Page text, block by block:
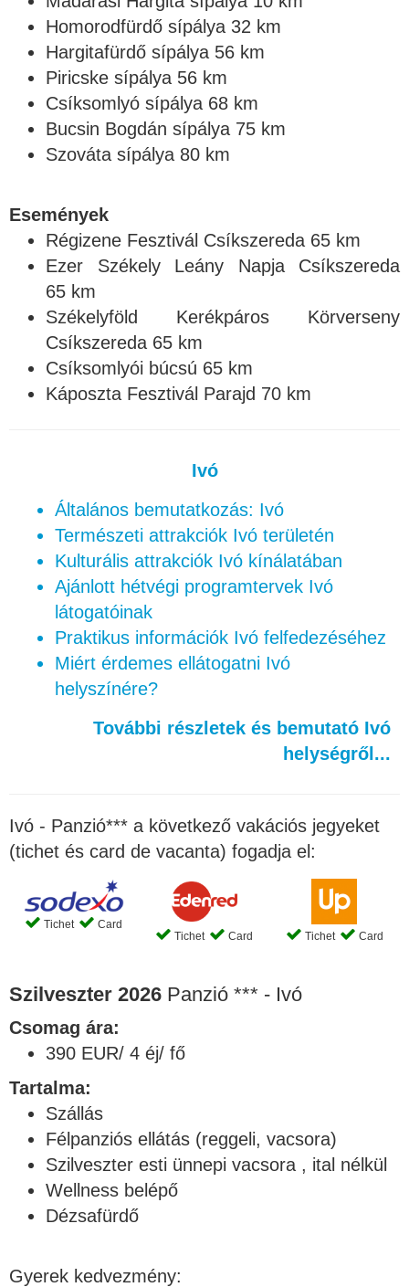
Homorodfürdő sípálya 32 km
Hargitafürdő sípálya 56 km
Piricske sípálya 56 km
Csíksomlyó sípálya 68 km
Bucsin Bogdán sípálya 75 km
Szováta sípálya 80 km
Események
Régizene Fesztivál Csíkszereda 65 km
Ezer Székely Leány Napja Csíkszereda
65 km
Székelyföld Kerékpáros Körverseny
Csíkszereda 65 km
Csíksomlyói búcsú 65 km
Káposzta Fesztivál Parajd 70 km
Ivó
Általános bemutatkozás: Ivó
Természeti attrakciók Ivó területén
Kulturális attrakciók Ivó kínálatában
Ajánlott hétvégi programtervek Ivó
látogatóinak
Praktikus információk Ivó felfedezéséhez
Miért érdemes ellátogatni Ivó
helyszínére?
További részletek és bemutató Ivó
helységről...
Ivó - Panzió*** a következő vakációs jegyeket
(tichet és card de vacanta) fogadja el:
Tichet
Card
Tichet
Card Tichet Card
Szilveszter 2026 Panzió *** - Ivó
Csomag ára:
390 EUR/ 4 éj/ fő
Tartalma:
Szállás
Félpanziós ellátás (reggeli, vacsora)
Szilveszter esti ünnepi vacsora , ital nélkül
Wellness belépő
Dézsafürdő
Gyerek kedvezmény: